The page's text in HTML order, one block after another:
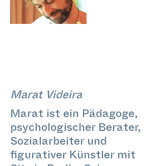
Marat Videira
Marat ist ein Pädagoge,
psychologischer Berater,
Sozialarbeiter und
figurativer Künstler mit